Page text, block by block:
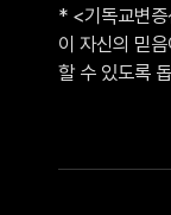
* <기독교변증
이 자신의 믿
할 수 있도록